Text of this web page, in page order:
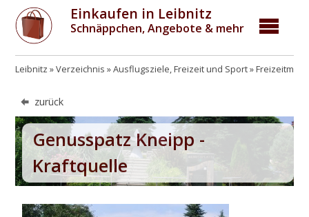
Einkaufen in Leibnitz
Schnäppchen, Angebote & mehr
Leibnitz Verzeichnis Ausflugsziele, Freizeit und Sport
zurück
Genusspatz Kneipp -
Kraftquelle